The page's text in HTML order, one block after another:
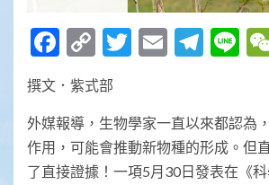
Facebook
Copy
Link
Twitter
Email
撰文．紫式部
外媒報導，生物學家一直以來都認為
作用，可能會推動新物種的形成。但
了直接證據！一項5月30日發表在《科